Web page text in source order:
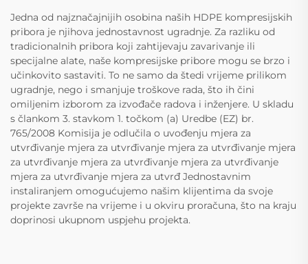
Jedna od najznačajnijih osobina naših HDPE kompresijskih
pribora je njihova jednostavnost ugradnje. Za razliku od
tradicionalnih pribora koji zahtijevaju zavarivanje ili
specijalne alate, naše kompresijske pribore mogu se brzo i
učinkovito sastaviti. To ne samo da štedi vrijeme prilikom
ugradnje, nego i smanjuje troškove rada, što ih čini
omiljenim izborom za izvođače radova i inženjere. U skladu
s člankom 3. stavkom 1. točkom (a) Uredbe (EZ) br.
765/2008 Komisija je odlučila o uvođenju mjera za
utvrđivanje mjera za utvrđivanje mjera za utvrđivanje mjera
za utvrđivanje mjera za utvrđivanje mjera za utvrđivanje
mjera za utvrđivanje mjera za utvrđ Jednostavnim
instaliranjem omogućujemo našim klijentima da svoje
projekte završe na vrijeme i u okviru proračuna, što na kraju
doprinosi ukupnom uspjehu projekta.